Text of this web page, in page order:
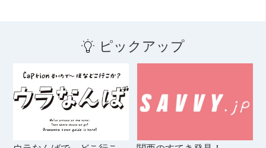
ピックアップ